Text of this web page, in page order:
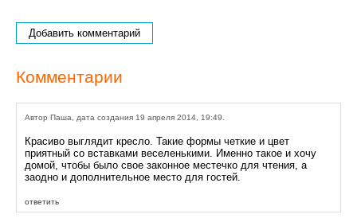
Добавить комментарий
Комментарии
Автор Паша, дата создания 19 апреля 2014, 19:49.
Красиво выглядит кресло. Такие формы четкие и цвет
приятный со вставками веселенькими. Именно такое и хочу
домой, чтобы было свое законное местечко для чтения, а
заодно и дополнительное место для гостей.
ответить